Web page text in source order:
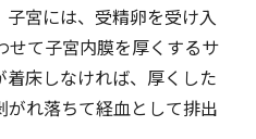
宮には、受精卵を受け入
せて子宮内膜を厚くするサ
床しなければ、厚くした
れ落ちて経血として排出